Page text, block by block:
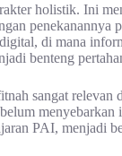
holistik. Ini
penekanannya
di mana
benteng
sangat relevan
menyebarkan
PAI, menjadi